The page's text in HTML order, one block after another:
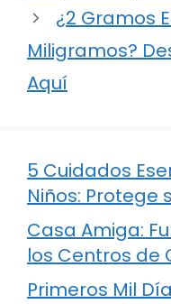
¿2 Gramos
Miligramos?
Aquí
5 Cuidados
Niños: Protege
Casa Amiga:
los Centros de
Primeros Mil